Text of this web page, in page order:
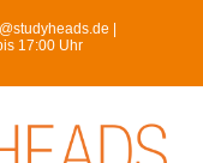
|
17:00 Uhr